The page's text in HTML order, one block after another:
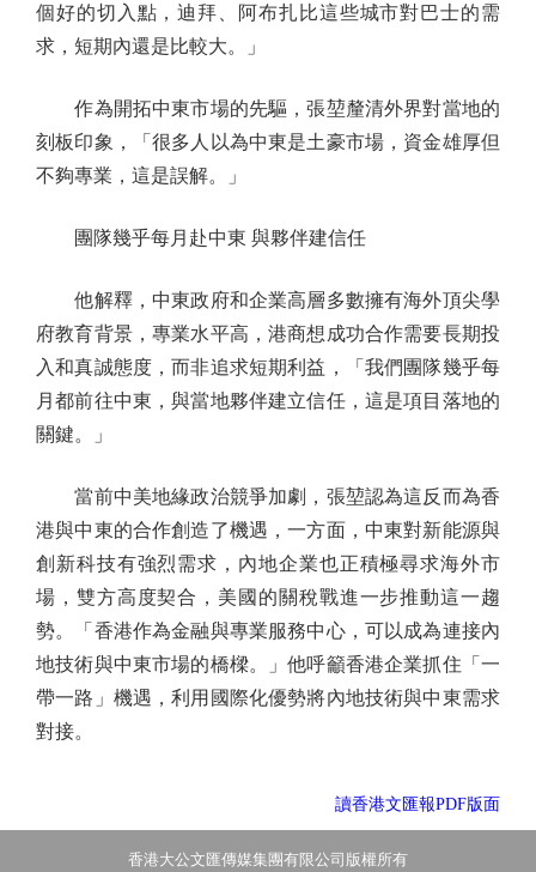
個好的切入點，迪拜、阿布扎比這些城市對巴士的需
求，短期內還是比較大。」
作為開拓中東市場的先驅，張堃釐清外界對當地的
刻板印象，「很多人以為中東是土豪市場，資金雄厚但
不夠專業，這是誤解。」
團隊幾乎每月赴中東 與夥伴建信任
他解釋，中東政府和企業高層多數擁有海外頂尖學
府教育背景，專業水平高，港商想成功合作需要長期投
入和真誠態度，而非追求短期利益，「我們團隊幾乎每
月都前往中東，與當地夥伴建立信任，這是項目落地的
關鍵。」
當前中美地緣政治競爭加劇，張堃認為這反而為香
港與中東的合作創造了機遇，一方面，中東對新能源與
創新科技有強烈需求，內地企業也正積極尋求海外市
場，雙方高度契合，美國的關稅戰進一步推動這一趨
勢。「香港作為金融與專業服務中心，可以成為連接內
地技術與中東市場的橋樑。」他呼籲香港企業抓住「一
帶一路」機遇，利用國際化優勢將內地技術與中東需求
對接。
讀香港文匯報PDF版面
香港大公文匯傳媒集團有限公司版權所有